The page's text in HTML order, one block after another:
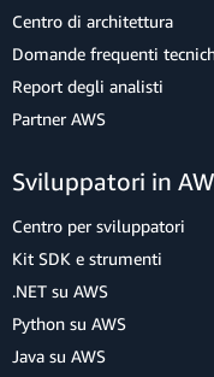
Centro di architettura
Domande frequenti
Report degli analisti
Partner AWS
Sviluppatori in
Centro per sviluppatori
Kit SDK e strumenti
.NET su AWS
Python su AWS
Java su AWS